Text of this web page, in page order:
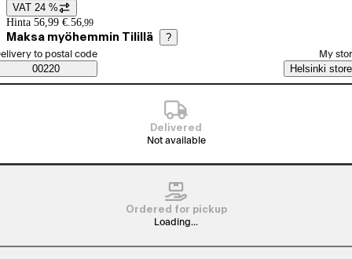
Price details
VAT 24 %
Hinta 56,99 €. 56,99
Maksa myöhemmin Tilillä ?
Saatavuustiedot
order method
to postal code
00220
My
Helsinki store
Delivered
Not available
Ordered for pickup
Loading...